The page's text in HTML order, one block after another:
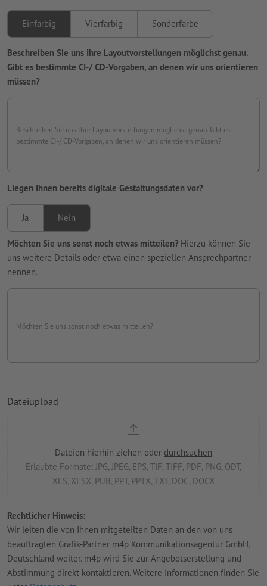
Einfarbig Vierfarbig Sonderfarbe
Beschreiben Sie uns Ihre Layoutvorstellungen möglichst genau.
Gibt es bestimmte CI-/ CD-Vorgaben, an denen wir uns orientieren
müssen?
Beschreiben Sie uns Ihre Layoutvorstellungen möglichst genau. Gibt es
bestimmte CI-/ CD-Vorgaben, an denen wir uns orientieren müssen?
Liegen Ihnen bereits digitale Gestaltungsdaten vor?
Ja Nein
Möchten Sie uns sonst noch etwas mitteilen? Hierzu können Sie
uns weitere Details oder etwa einen speziellen Ansprechpartner
nennen.
Möchten Sie uns sonst noch etwas mitteilen?
Dateiupload
Rechtlicher Hinweis:
Wir leiten die von Ihnen mitgeteilten Daten an den von uns
beauftragten Grafik-Partner m4p Kommunikationsagentur GmbH,
Deutschland weiter. m4p wird Sie zur Angebotserstellung und
Abstimmung direkt kontaktieren. Weitere Informationen finden Sie